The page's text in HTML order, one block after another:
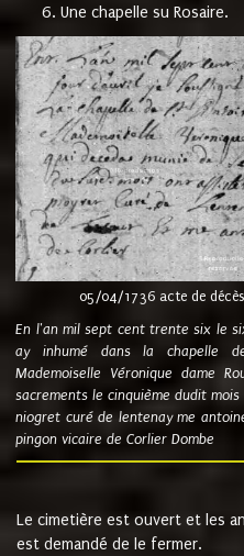
Une chapelle su Rosaire.
05/04/1736 acte de décès
En l'an mil sept cent trente six le
ay inhumé dans la chapelle
Mademoiselle Véronique dame
sacrements le cinquième dudit
niogret curé de lentenay me
pingon vicaire de Corlier Dombe
Le cimetière est ouvert et les
est demandé de le fermer.